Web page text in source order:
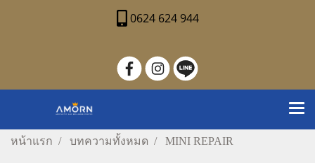
0624 624 944
หน้าแรก บทความทั้งหมด MINI REPAIR